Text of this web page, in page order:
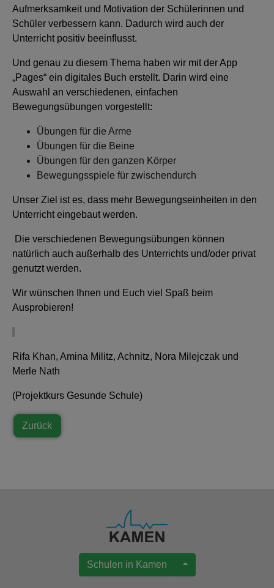
Aufmerksamkeit und Motivation der Schülerinnen und
Schüler verbessern kann. Dadurch wird auch der
Unterricht positiv beeinflusst.
Und genau zu diesem Thema haben wir mit der App
„Pages“ ein digitales Buch erstellt. Darin wird eine
Auswahl an verschiedenen, einfachen
Bewegungsübungen vorgestellt:
Übungen für die Arme
Übungen für die Beine
Übungen für den ganzen Körper
Bewegungsspiele für zwischendurch
Unser Ziel ist es, dass mehr Bewegungseinheiten in den
Unterricht eingebaut werden.
Die verschiedenen Bewegungsübungen können
natürlich auch außerhalb des Unterrichts und/oder privat
genutzt werden.
Wir wünschen Ihnen und Euch viel Spaß beim
Ausprobieren!
Rifa Khan, Amina Militz, Achnitz, Nora Milejczak und
Merle Nath
(Projektkurs Gesunde Schule)
Zurück
Schulen in Kamen